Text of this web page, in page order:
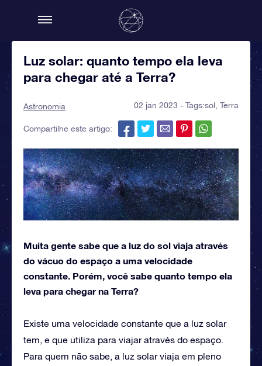
Luz solar: quanto tempo ela leva
para chegar até a Terra?
Astronomia 02 jan 2023 - Tags:sol Terra
Compartilhe este artigo:
Muita gente sabe que a luz do sol viaja através
do vácuo do espaço a uma velocidade
constante. Porém, você sabe quanto tempo ela
leva para chegar na Terra?
Existe uma velocidade constante que a luz solar
tem, e que utiliza para viajar através do espaço.
Para quem não sabe, a luz solar viaja em pleno